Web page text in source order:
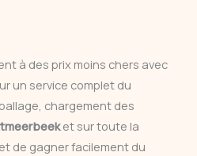
à des prix moins chers avec
un service complet du
chargement des
et sur toute la
de gagner facilement du